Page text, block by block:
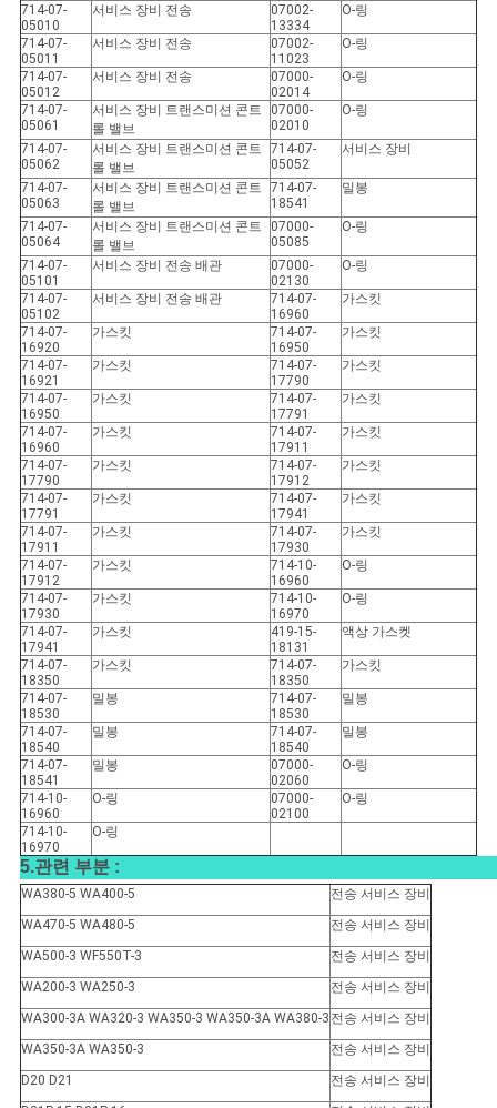
714-07-
05010
서비스 장비 전송
07002-
13334
O-링
714-07-
05011
서비스 장비 전송
07002-
11023
O-링
714-07-
05012
서비스 장비 전송
07000-
02014
O-링
714-07-
05061
서비스 장비 트랜스미션 콘트
롤 밸브
07000-
02010
O-링
714-07-
05062
서비스 장비 트랜스미션 콘트
롤 밸브
714-07-
05052
서비스 장비
714-07-
05063
서비스 장비 트랜스미션 콘트
롤 밸브
714-07-
18541
밀봉
714-07-
05064
서비스 장비 트랜스미션 콘트
롤 밸브
07000-
05085
O-링
714-07-
05101
서비스 장비 전송 배관
07000-
02130
O-링
714-07-
05102
서비스 장비 전송 배관
714-07-
16960
가스킷
714-07-
16920
가스킷
714-07-
16950
가스킷
714-07-
16921
가스킷
714-07-
17790
가스킷
714-07-
16950
가스킷
714-07-
17791
가스킷
714-07-
16960
가스킷
714-07-
17911
가스킷
714-07-
17790
가스킷
714-07-
17912
가스킷
714-07-
17791
가스킷
714-07-
17941
가스킷
714-07-
17911
가스킷
714-07-
17930
가스킷
714-07-
17912
가스킷
714-10-
16960
O-링
714-07-
17930
가스킷
714-10-
16970
O-링
714-07-
17941
가스킷
419-15-
18131
액상 가스켓
714-07-
18350
가스킷
714-07-
18350
가스킷
714-07-
18530
밀봉
714-07-
18530
밀봉
714-07-
18540
밀봉
714-07-
18540
밀봉
714-07-
18541
밀봉
07000-
02060
O-링
714-10-
16960
O-링
07000-
02100
O-링
714-10-
16970
O-링
5.관련 부분 :
WA380-5 WA400-5
전송 서비스 장비
WA470-5 WA480-5
전송 서비스 장비
WA500-3 WF550T-3
전송 서비스 장비
WA200-3 WA250-3
전송 서비스 장비
WA300-3A WA320-3 WA350-3 WA350-3A WA380-3 전송 서비스 장비
WA350-3A WA350-3
전송 서비스 장비
D20 D21
전송 서비스 장비